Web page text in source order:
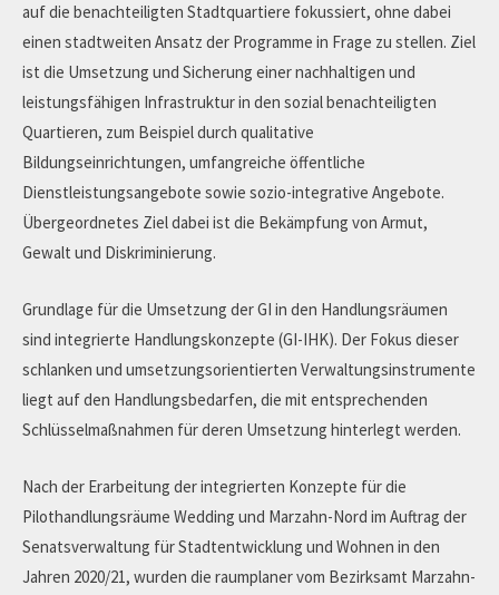
auf die benachteiligten Stadtquartiere fokussiert, ohne dabei
einen stadtweiten Ansatz der Programme in Frage zu stellen. Ziel
ist die Umsetzung und Sicherung einer nachhaltigen und
leistungsfähigen Infrastruktur in den sozial benachteiligten
Quartieren, zum Beispiel durch qualitative
Bildungseinrichtungen, umfangreiche öffentliche
Dienstleistungsangebote sowie sozio-integrative Angebote.
Über­geordnetes Ziel dabei ist die Bekämpfung von Armut,
Gewalt und Diskriminierung.
Grundlage für die Umsetzung der GI in den Handlungsräumen
sind integrierte Handlungskonzepte (GI-IHK). Der Fokus dieser
schlanken und umsetzungsorientierten Verwaltungsinstrumente
liegt auf den Handlungsbedarfen, die mit entsprechenden
Schlüsselmaßnahmen für deren Umsetzung hinterlegt werden.
Nach der Erarbeitung der integrierten Konzepte für die
Pilothandlungsräume Wedding und Marzahn-Nord im Auftrag der
Senatsverwaltung für Stadtentwicklung und Wohnen in den
Jahren 2020/21, wurden die raumplaner vom Bezirksamt Marzahn-